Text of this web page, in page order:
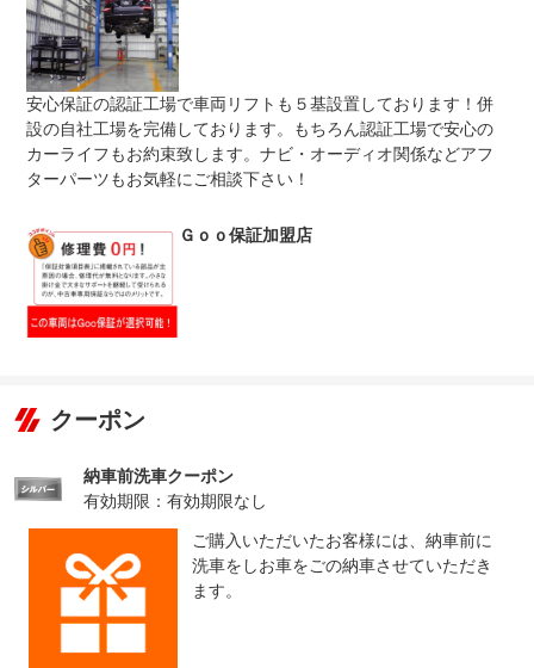
保証修理
受付先
-
法定整備
整備付 法定12ヶ月または法定24ヶ月点検整備付
※車検なし・車検整備付の場合は法定24ヶ月点検整備付
※商用車は6ヶ月または12ヶ月点検整備付
法定整備
について
-
安心保証の認証工場で車両リフトも５基設置しております！併
設の自社工場を完備しております。もちろん認証工場で安心の
カーライフもお約束致します。ナビ・オーディオ関係などアフ
ターパーツもお気軽にご相談下さい！
Ｇｏｏ保証加盟店
クーポン
納車前洗車クーポン
有効期限：有効期限なし
ご購入いただいたお客様には、納車前に
洗車をしお車をごの納車させていただき
ます。